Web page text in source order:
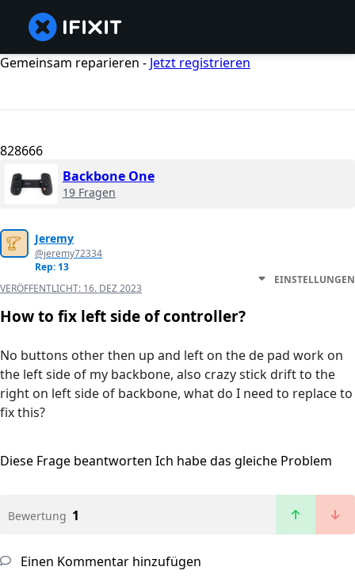
Gemeinsam reparieren - Jetzt registrieren
828666
Backbone One
19 Fragen
Jeremy
@jeremy72334
Rep: 13
VERÖFFENTLICHT: 16. DEZ 2023
EINSTELLUNGEN
How to fix left side of controller?
No buttons other then up and left on the de pad work on
the left side of my backbone, also crazy stick drift to the
right on left side of backbone, what do I need to replace to
fix this?
Diese Frage beantworten Ich habe das gleiche Problem
Bewertung 1
Einen Kommentar hinzufügen